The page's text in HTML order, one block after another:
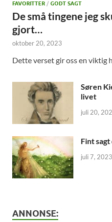
FAVORITTER / GODT SAGT
De små tingene jeg
gjort…
oktober 20, 2023
Dette verset gir oss en viktig
Søren
livet
juli 20,
Fint
juli 7, 2023
ANNONSE: